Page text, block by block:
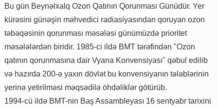
Bu gün Beynəlxalq Ozon Qatının Qorunması Günüdür. Yer
kürəsini günəşin məhvedici radiasiyasından qoruyan ozon
təbəqəsinin qorunması məsələsi günümüzdə prioritet
məsələlərdən biridir. 1985-ci ildə BMT tərəfindən "Ozon
qatının qorunmasına dair Vyana Konvensiyası" qəbul edilib
və hazırda 200-ə yaxın dövlət bu konvensiyanın tələblərinin
yerinə yetirilməsi məqsədilə öhdəliklər götürüb.
1994-cü ildə BMT-nin Baş Assambleyası 16 sentyabr tarixini